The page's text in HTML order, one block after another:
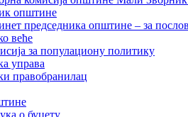
општине
председника општине – за
веће
за популациону политику
управа
правобранилац
о буџету